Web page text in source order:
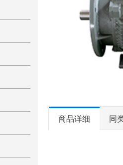
商品详细 同